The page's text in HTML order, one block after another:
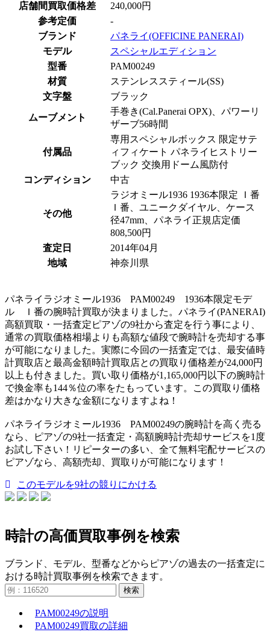
店舗間買取価格差
240,000円
参考定価
-
ブランド
パネライ(OFFICINE PANERAI)
モデル
スペシャルエディション
型番
PAM00249
材質
ステンレススティール(SS)
文字盤
ブラック
ムーブメント
手巻き(Cal.Panerai OPX)、パワーリ
ザーブ56時間
付属品
専用スペシャルボックス 限定サテ
ィフィケート パネライヒストリー
ブック 交換用ドーム風防付
コンディション
中古
その他
ラジオミール1936 1936本限定 Ｉ番
Ｉ番、ユニークダイヤル、ケース
径47mm、パネライ正規店定価
808,500円
査定日
2014年04月
地域
神奈川県
パネライラジオミール1936 PAM00249 1936本限定モデ
ル Ｉ番の腕時計買取が決まりました。パネライ(PANERAI)
高額買取・一括査定ピアゾの9社から査定を行う事により、
通常の買取価格相場よりも高額な値段で腕時計を売却する事
が可能になりました。実際に今回の一括査定では、最安値時
計買取店と最高金額時計買取店との買取り価格差が24,000円
以上も付きました。買い取り価格が1,165,000円以下の腕時計
で換金率も144％位の率をたもっています。この買取り価格
差はかなり大きな金額になりますよね！
パネライラジオミール1936 PAM00249の腕時計を高く売る
なら、ピアゾの9社一括査定・高額腕時計売却サービスを1度
お試し下さい！リピーターの多い、全て無料宅配サービスの
ピアゾなら、高額売却、買取りが可能になります！
このモデルを9社の競りにかける
時計の高価買取事例を検索
ブランド、モデル、型番などからピアゾの過去の一括査定に
おける時計買取事例を検索できます。
検索
PAM00249の説明
PAM00249買取の詳細